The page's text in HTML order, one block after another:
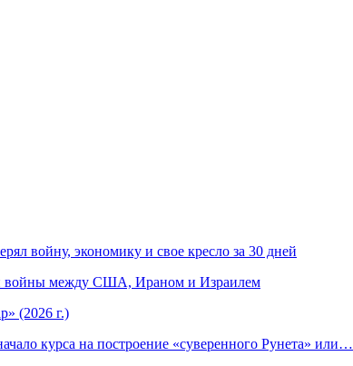
войну, экономику и свое кресло за 30 дней
войны между США, Ираном и Израилем
(2026 г.)
курса на построение «суверенного Рунета» или…